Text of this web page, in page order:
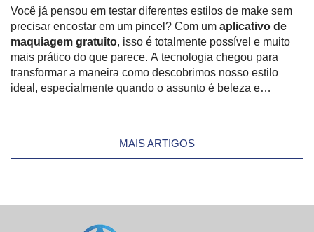
Você já pensou em testar diferentes estilos de make sem
precisar encostar em um pincel? Com um aplicativo de
maquiagem gratuito, isso é totalmente possível e muito
mais prático do que parece. A tecnologia chegou para
transformar a maneira como descobrimos nosso estilo
ideal, especialmente quando o assunto é beleza e
MAIS ARTIGOS